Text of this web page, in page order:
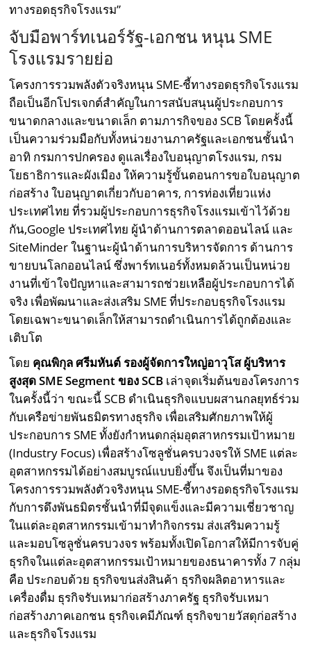
ทางรอดธุรกิจโรงแรม”
จับมือพาร์ทเนอร์รัฐ-เอกชน หนุน SME
โรงแรมรายย่อ
โครงการรวมพลังตัวจริงหนุน SME-ชี้ทางรอดธุรกิจโรงแรม
ถือเป็นอีกโปรเจกต์สำคัญในการสนับสนุนผู้ประกอบการ
ขนาดกลางและขนาดเล็ก ตามภารกิจของ SCB โดยครั้งนี้
เป็นความร่วมมือกับทั้งหน่วยงานภาครัฐและเอกชนชั้นนำ
อาทิ กรมการปกครอง ดูแลเรื่องใบอนุญาตโรงแรม, กรม
โยธาธิการและผังเมือง ให้ความรู้ขั้นตอนการขอใบอนุญาต
ก่อสร้าง ใบอนุญาตเกี่ยวกับอาคาร, การท่องเที่ยวแห่ง
ประเทศไทย ที่รวมผู้ประกอบการธุรกิจโรงแรมเข้าไว้ด้วย
กัน,Google ประเทศไทย ผู้นำด้านการตลาดออนไลน์ และ
SiteMinder ในฐานะผู้นำด้านการบริหารจัดการ ด้านการ
ขายบนโลกออนไลน์ ซึ่งพาร์ทเนอร์ทั้งหมดล้วนเป็นหน่วย
งานที่เข้าใจปัญหาและสามารถช่วยเหลือผู้ประกอบการได้
จริง เพื่อพัฒนาและส่งเสริม SME ที่ประกอบธุรกิจโรงแรม
โดยเฉพาะขนาดเล็กให้สามารถดำเนินการได้ถูกต้องและ
เติบโต
โดย คุณพิกุล ศรีมหันต์ รองผู้จัดการใหญ่อาวุโส ผู้บริหาร
สูงสุดSME Segment ของSCB เล่าจุดเริ่มต้นของโครงการ
ในครั้งนี้ว่า ขณะนี้ SCB ดำเนินธุรกิจแบบผสานกลยุทธ์ร่วม
กับเครือข่ายพันธมิตรทางธุรกิจ เพื่อเสริมศักยภาพให้ผู้
ประกอบการ SME ทั้งยังกำหนดกลุ่มอุตสาหกรรมเป้าหมาย
(Industry Focus) เพื่อสร้างโซลูชั่นครบวงจรให้ SME แต่ละ
อุตสาหกรรมได้อย่างสมบูรณ์แบบยิ่งขึ้น จึงเป็นที่มาของ
โครงการรวมพลังตัวจริงหนุน SME-ชี้ทางรอดธุรกิจโรงแรม
กับการดึงพันธมิตรชั้นนำที่มีจุดแข็งและมีความเชี่ยวชาญ
ในแต่ละอุตสาหกรรมเข้ามาทำกิจกรรม ส่งเสริมความรู้
และมอบโซลูชั่นครบวงจร พร้อมทั้งเปิดโอกาสให้มีการจับคู่
ธุรกิจในแต่ละอุตสาหกรรมเป้าหมายของธนาคารทั้ง 7 กลุ่ม
คือ ประกอบด้วย ธุรกิจขนส่งสินค้า ธุรกิจผลิตอาหารและ
เครื่องดื่ม ธุรกิจรับเหมาก่อสร้างภาครัฐ ธุรกิจรับเหมา
ก่อสร้างภาคเอกชน ธุรกิจเคมีภัณฑ์ ธุรกิจขายวัสดุก่อสร้าง
และธุรกิจโรงแรม